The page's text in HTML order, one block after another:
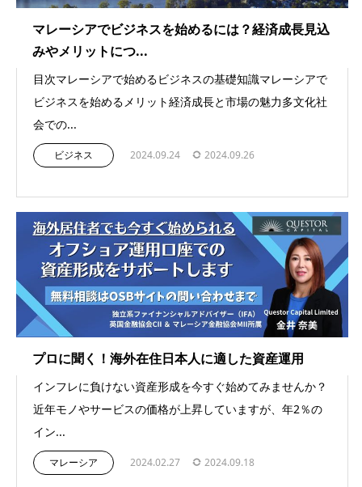
マレーシアでビジネスを始めるには？経済成長見込
みやメリットにつ...
目次マレーシアで始めるビジネスの基礎知識マレーシアで
ビジネスを始めるメリット経済成長と市場の魅力多文化社
会での...
ビジネス 2024.09.24 2024.09.26
プロに聞く！海外在住日本人に適した資産運用
インフレに負けない資産形成を今すぐ始めてみませんか？
近年モノやサービスの価格が上昇していますが、年2％の
イン...
マレーシア 2024.02.27 2024.09.18